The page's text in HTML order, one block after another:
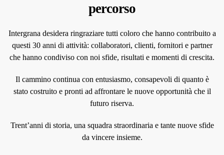
percorso
Intergrana desidera ringraziare tutti coloro che hanno contribuito a
questi 30 anni di attività: collaboratori, clienti, fornitori e partner
che hanno condiviso con noi sfide, risultati e momenti di crescita.
Il cammino continua con entusiasmo, consapevoli di quanto è
stato costruito e pronti ad affrontare le nuove opportunità che il
futuro riserva.
Trent’anni di storia, una squadra straordinaria e tante nuove sfide
da vincere insieme.